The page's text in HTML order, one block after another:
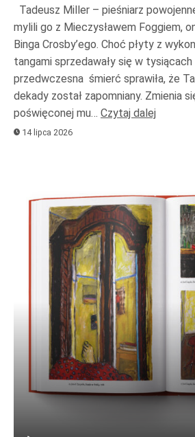
Tadeusz Miller – pieśniarz
mylili go z Mieczysławem Foggiem,
Binga Crosby’ego. Choć płyty z
tangami sprzedawały się w
przedwczesna śmierć sprawiła, że
dekady został zapomniany. Zmienia
poświęconej mu… Czytaj dalej
14 lipca 2026
dźwiękowych